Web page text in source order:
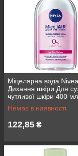
Міцелярна вода
Дихання шкіри Для
чутливої шкіри 400 мл
Немає в наявності
122,85 ₴